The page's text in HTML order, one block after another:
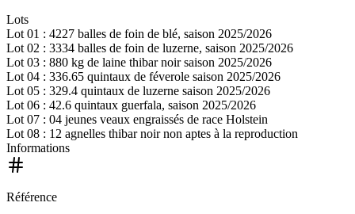
Lots
Lot 01 : 4227 balles de foin de blé, saison 2025/2026
Lot 02 : 3334 balles de foin de luzerne, saison 2025/2026
Lot 03 : 880 kg de laine thibar noir saison 2025/2026
Lot 04 : 336.65 quintaux de féverole saison 2025/2026
Lot 05 : 329.4 quintaux de luzerne saison 2025/2026
Lot 06 : 42.6 quintaux guerfala, saison 2025/2026
Lot 07 : 04 jeunes veaux engraissés de race Holstein
Lot 08 : 12 agnelles thibar noir non aptes à la reproduction
Informations
Référence